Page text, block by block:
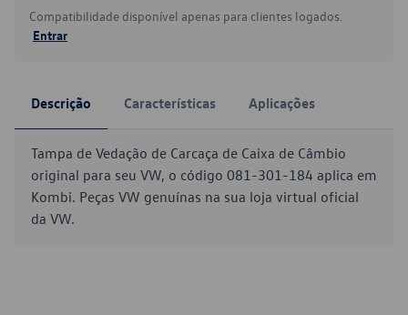
Compatibilidade disponível apenas para clientes logados.
Entrar
Descrição Características Aplicações
Tampa de Vedação de Carcaça de Caixa de Câmbio
original para seu VW, o código 081-301-184 aplica em
Kombi. Peças VW genuínas na sua loja virtual oficial
da VW.